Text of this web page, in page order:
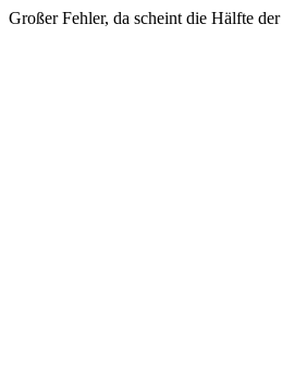
Großer Fehler, da scheint die Hälfte